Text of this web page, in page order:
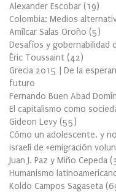
Alexander Escobar (19)
Colombia: Medios
Amílcar Salas Oroño (5)
Desafíos y gobernabilidad
Éric Toussaint (42)
Grecia 2015 | De la
futuro
Fernando Buen Abad
El capitalismo como
Gideon Levy (55)
Cómo un adolescente, y
israelí de «emigración
Juan J. Paz y Miño Cepeda (
Humanismo
Koldo Campos Sagaseta (